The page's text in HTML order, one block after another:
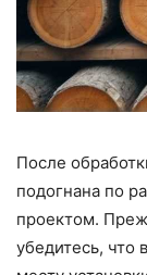
После
подогнана по
проектом.
убедитесь, что